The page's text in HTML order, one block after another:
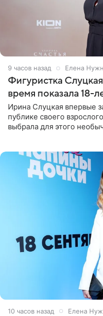
9 часов назад Елена
Фигуристка
время показала 18-
Ирина Слуцкая впервые
публике своего
выбрала для этого
10 часов назад Елена